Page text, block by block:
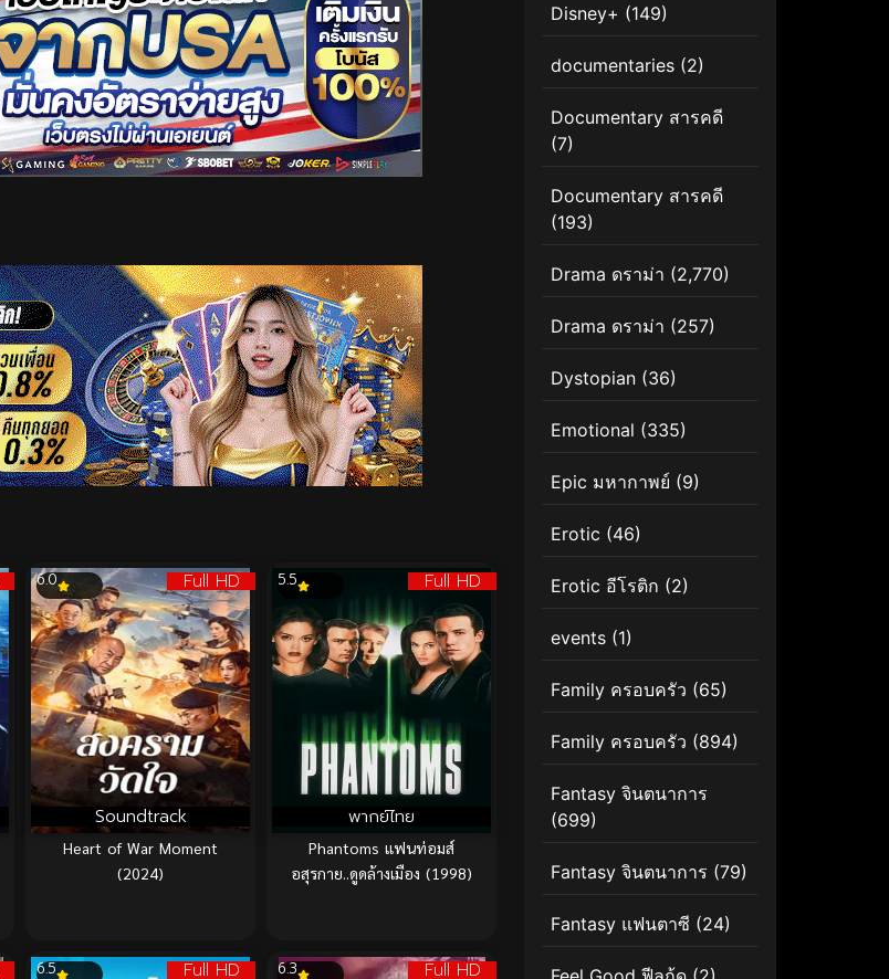
Full HD
Soundtrack
6.0
Heart of War Moment
(2024)
Full HD
พากย์ไทย
5.5
Phantoms แฟนท่อมส์
อสุรกาย..ดูดล้างเมือง (1998)
Full HD
6.5 Full HD
6.3
Disney+ (149)
documentaries (2)
Documentary สารคดี
(7)
Documentary สารคดี
(193)
Drama ดราม่า (2,770)
Drama ดราม่า (257)
Dystopian (36)
Emotional (335)
Epic มหากาพย์ (9)
Erotic (46)
Erotic อีโรติก (2)
events (1)
Family ครอบครัว (65)
Family ครอบครัว (894)
Fantasy จินตนาการ
(699)
Fantasy จินตนาการ (79)
Fantasy แฟนตาซี (24)